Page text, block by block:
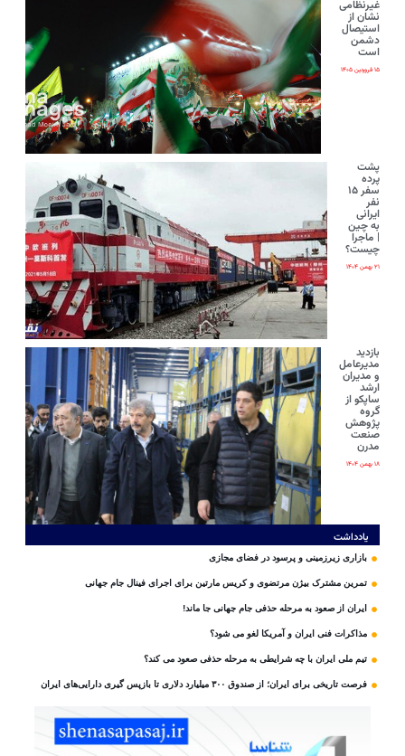
غیرنظامی
نشان از
استیصال
دشمن
است
۱۵ فروردین ۱۴۰۵
پشت
پرده
سفر ۱۵
نفر
ایرانی‌
به چین
| ماجرا
چیست؟
۲۱ بهمن ۱۴۰۴
بازدید
مدیرعامل
و مدیران
ارشد
ساپکو از
گروه
پژوهش
صنعت
مدرن
۱۸ بهمن ۱۴۰۴
یادداشت
بازاری زیرزمینی و پرسود در فضای مجازی
تمرین مشترک بیژن مرتضوی و کریس مارتین برای اجرای فینال جام جهانی
ایران از صعود به مرحله حذفی جام جهانی جا ماند!
مذاکرات فنی ایران و آمریکا لغو می شود؟
تیم ملی ایران با چه شرایطی به مرحله حذفی صعود می کند؟
فرصت تاریخی برای ایران؛ از صندوق ۳۰۰ میلیارد دلاری تا بازپس گیری دارایی‌های ایران